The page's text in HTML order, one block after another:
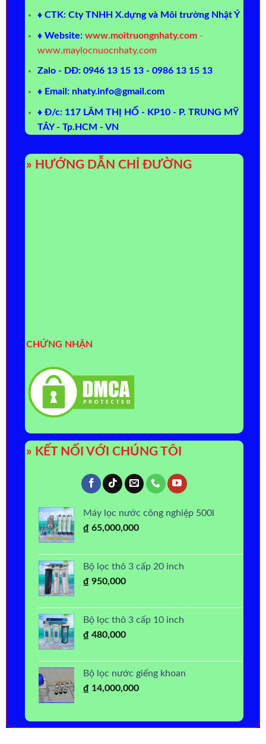
♦ CTK: Cty TNHH X.dựng và Môi trường Nhật Ý
♦ Website: www.moitruongnhaty.com -
www.maylocnuocnhaty.com
Zalo - DĐ: 0946 13 15 13 - 0986 13 15 13
♦ Email: nhaty.info@gmail.com
♦ Đ/c: 117 LÂM THỊ HỐ - KP10 - P. TRUNG MỸ
TÂY - Tp.HCM - VN
» HƯỚNG DẪN CHỈ ĐƯỜNG
CHỨNG NHẬN
» KẾT NỐI VỚI CHÚNG TÔI
Máy lọc nước công nghiệp 500l
₫65,000,000
Bộ lọc thô 3 cấp 20 inch
₫950,000
Bộ lọc thô 3 cấp 10 inch
₫480,000
Bộ lọc nước giếng khoan
₫14,000,000